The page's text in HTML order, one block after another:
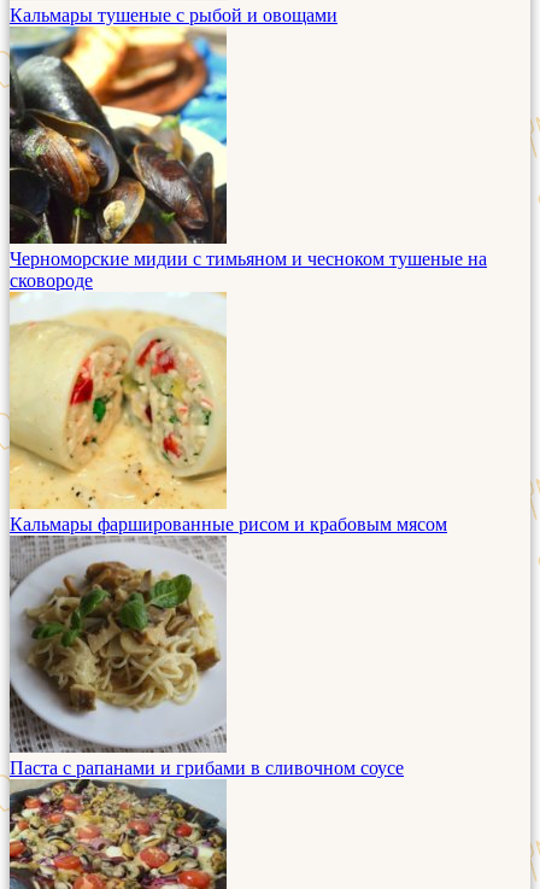
Кальмары тушеные с рыбой и овощами
Черноморские мидии с тимьяном и чесноком тушеные на
сковороде
Кальмары фаршированные рисом и крабовым мясом
Паста с рапанами и грибами в сливочном соусе